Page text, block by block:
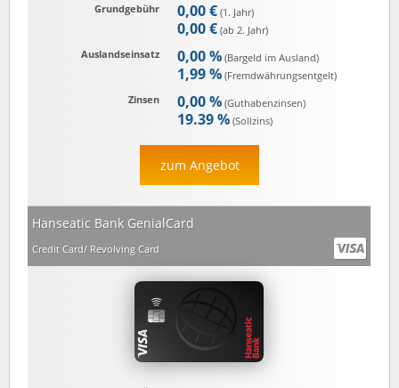
Grundgebühr 0,00 € (1. Jahr)
0,00 € (ab 2. Jahr)
Auslandseinsatz
0,00 % (Bargeld im Ausland)
1,99 % (Fremd­währungs­entgelt)
Zinsen
0,00 % (Guthaben­zinsen)
19.39 % (Sollzins)
zum Angebot
Hanseatic Bank GenialCard
Credit Card/ Revolving Card